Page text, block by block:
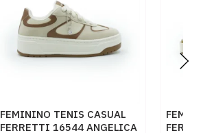
FEMININO TENIS CASUAL
FERRETTI 16544 ANGELICA